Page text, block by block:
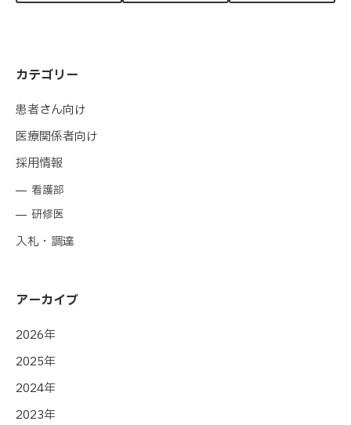
カテゴリー
患者さん向け
医療関係者向け
採用情報
看護部
研修医
入札・調達
アーカイブ
2026年
2025年
2024年
2023年